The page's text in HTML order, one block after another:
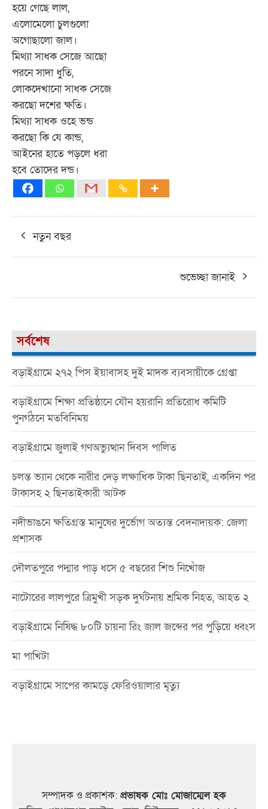
হয়ে গেছে লাল,
এলোমেলো চুলগুলো
অগোছালো জাল।
মিথ্যা সাধক সেজে আছো
পরনে সাদা ধুতি,
লোকদেখানো সাধক সেজে
করছো দশের ক্ষতি।
মিথ্যা সাধক ওহে ভন্ড
করছো কি যে কান্ড,
আইনের হাতে পড়লে ধরা
হবে তোদের দন্ড।
navigation
নতুন বছর
শুভেচ্ছা জানাই
সর্বশেষ
বড়াইগ্রামে ২৭২ পিস ইয়াবাসহ দুই মাদক ব্যবসায়ীকে গ্রেপ্তা
বড়াইগ্রামে শিক্ষা প্রতিষ্ঠানে যৌন হয়রানি প্রতিরোধ কমিটি
পুনর্গঠনে মতবিনিময়
বড়াইগ্রামে জুলাই গণঅভ্যুত্থান দিবস পালিত
চলন্ত ভ্যান থেকে নারীর দেড় লক্ষাধিক টাকা ছিনতাই, একদিন পর
টাকাসহ ২ ছিনতাইকারী আটক
নদীভাঙনে ক্ষতিগ্রস্ত মানুষের দুর্ভোগ অত্যন্ত বেদনাদায়ক: জেলা
প্রশাসক
দৌলতপুরে পদ্মার পাড় ধসে ৫ বছরের শিশু নিখোঁজ
নাটোরের লালপুরে ত্রিমুখী সড়ক দুর্ঘটনায় শ্রমিক নিহত, আহত ২
বড়াইগ্রামে নিষিদ্ধ ৮০টি চায়না রিং জাল জব্দের পর পুড়িয়ে ধ্বংস
মা পাখিটা
বড়াইগ্রামে সাপের কামড়ে ফেরিওয়ালার মৃত্যু
সম্পাদক ও প্রকাশক: প্রভাষক মোঃ মোজাম্মেল হক